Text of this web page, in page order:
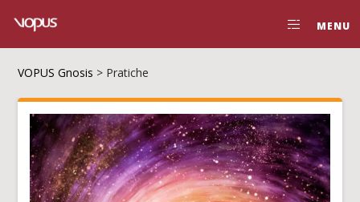
MENU
VOPUS Gnosis > Pratiche